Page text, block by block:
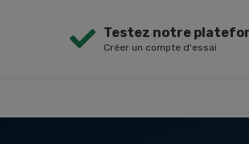
Testez notre
Créer un compte d'essai